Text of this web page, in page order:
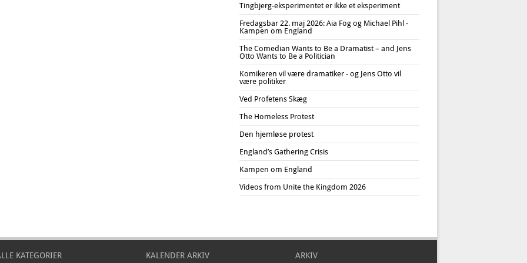
Tingbjerg-eksperimentet er ikke et eksperiment
Fredagsbar 22. maj 2026: Aia Fog og Michael Pihl -
Kampen om England
The Comedian Wants to Be a Dramatist – and Jens
Otto Wants to Be a Politician
Komikeren vil være dramatiker - og Jens Otto vil
være politiker
Ved Profetens Skæg
The Homeless Protest
Den hjemløse protest
England’s Gathering Crisis
Kampen om England
Videos from Unite the Kingdom 2026
KATEGORIER KALENDER ARKIV ARKIV